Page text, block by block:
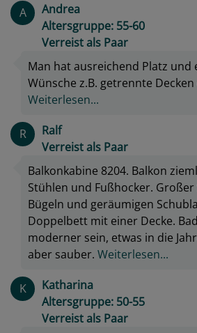
A
Andrea
Altersgruppe: 55-60
Verreist als Paar
Man hat ausreichend Platz und
Wünsche z.B. getrennte
Weiterlesen...
R
Ralf
Verreist als Paar
Balkonkabine 8204. Balkon
Stühlen und Fußhocker.
Bügeln und geräumigen
Doppelbett mit einer Decke.
moderner sein, etwas in die
aber sauber. Weiterlesen...
K
Katharina
Altersgruppe: 50-55
Verreist als Paar